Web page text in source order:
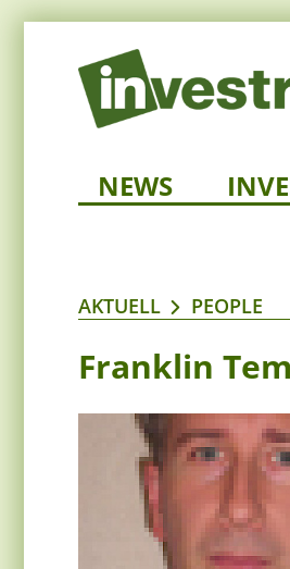
NEWS
AKTUELL PEOPLE
Franklin